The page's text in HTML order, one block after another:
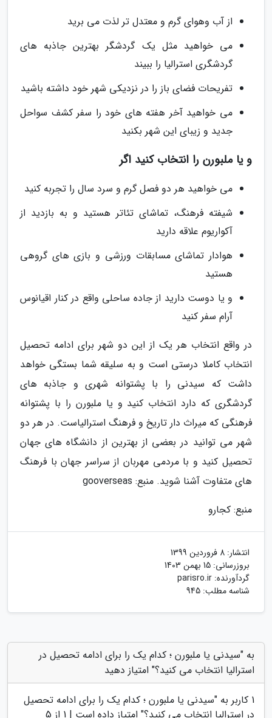
از آب وهوای گرم و معتدل تر لذت می برید
می خواهید مثل یک گردشگر بهترین جاذبه های
گردشگری استرالیا را ببیند
تفریحات فضای باز را در نزدیکی شهر خود داشته باشید
می خواهید آخر هفته های خود را سفر کشف سواحل
جدید و زیبای این شهر بکنید
و یا ملبورن را انتخاب کنید اگر
می خواهید هر دو فصل گرم و سرد سال را تجربه کنید
شیفته فرهنگ، تماشای تئاتر هستید و به بازدید از
آکواریوم علاقه دارید
هوادار تماشای مسابقات ورزشی و بازی های گروهی
هستید
و یا دوست دارید از جاده ساحلی واقع در کنار اقیانوس
آرام سفر کنید
در واقع انتخاب هر یک از این دو شهر برای ادامه تحصیل
انتخاب کاملا درستی است و به سلیقه شما بستگی خواهد
داشت که سیدنی را با پشتوانه شهری و جاذبه های
گردشگری که دارد انتخاب کنید و یا ملبورن را با پشتوانه
فرهنگی که میراث دار تاریخ و فرهنگ استرالیاست. در هر دو
شهر می توانید در بعضی از بهترین از دانشگاه های جهان
تحصیل کنید و با مردمی مهربان از سراسر جهان با فرهنگ
های متفاوت آشنا شوید. منبع: gooverseas
منبع: کجارو
انتشار: 8 فروردین 1399
بروزرسانی: 15 بهمن 1403
گردآورنده: parisro.ir
شناسه مطلب: 945
به "سیدنی یا ملبورن ؛ کدام یک را برای ادامه تحصیل در
استرالیا انتخاب می کنید؟" امتیاز دهید
1 کاربر به "سیدنی یا ملبورن ؛ کدام یک را برای ادامه تحصیل
در استرالیا انتخاب می کنید؟" امتیاز داده است | 1 از 5